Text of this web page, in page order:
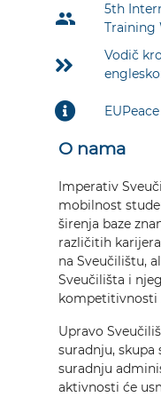
group
5th
Training
Vodič
EUPeace
O nama
Imperativ
mobilnost
širenja baze
različitih
na Sveučilištu,
Sveučilišta i
kompetitivnosti
Upravo
suradnju, skupa
suradnju
aktivnosti će